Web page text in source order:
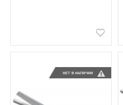
НЕТ В НАЛИЧИИ